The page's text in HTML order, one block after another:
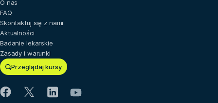
Przeglądaj kursy
O nas
FAQ
Skontaktuj się z nami
Aktualności
Badanie lekarskie
Zasady i warunki